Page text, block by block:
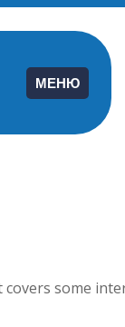
МЕНЮ
some